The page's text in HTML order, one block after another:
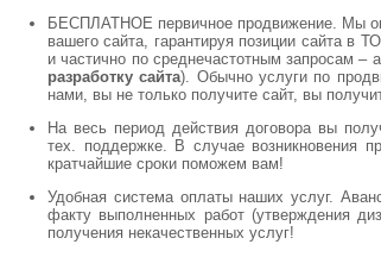
БЕСПЛАТНОЕ первичное продвижение. Мы
вашего сайта, гарантируя позиции сайта в
и частично по среднечастотным запросам –
разработку сайта). Обычно услуги по
нами, вы не только получите сайт, вы
На весь период действия договора вы
тех. поддержке. В случае возникновения
кратчайшие сроки поможем вам!
Удобная система оплаты наших услуг.
факту выполненных работ (утверждения
получения некачественных услуг!